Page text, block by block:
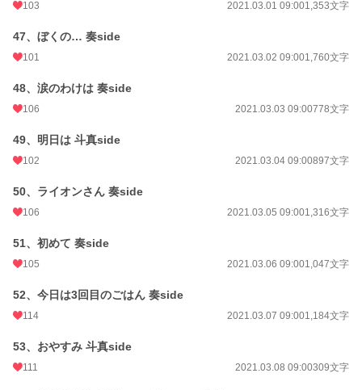
103 2021.03.01 09:001,353文字
47、ぼくの… 奏side
101 2021.03.02 09:001,760文字
48、涙のわけは 奏side
106 2021.03.03 09:00778文字
49、明日は 斗真side
102 2021.03.04 09:00897文字
50、ライオンさん 奏side
106 2021.03.05 09:001,316文字
51、初めて 奏side
105 2021.03.06 09:001,047文字
52、今日は3回目のごはん 奏side
114 2021.03.07 09:001,184文字
53、おやすみ 斗真side
111 2021.03.08 09:00309文字